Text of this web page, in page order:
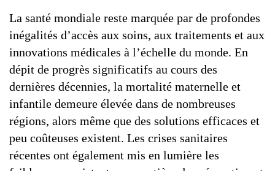
TOUS LES THÈMES
La santé mondiale reste marquée par de profondes
inégalités d’accès aux soins, aux traitements et aux
innovations médicales à l’échelle du monde. En
dépit de progrès significatifs au cours des
dernières décennies, la mortalité maternelle et
infantile demeure élevée dans de nombreuses
régions, alors même que des solutions efficaces et
peu coûteuses existent. Les crises sanitaires
récentes ont également mis en lumière les